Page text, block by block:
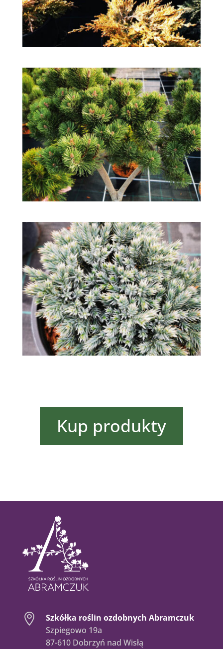
Kup produkty

Szkółka roślin ozdobnych Abramczuk
Szpiegowo 19a
87-610 Dobrzyń nad Wisłą